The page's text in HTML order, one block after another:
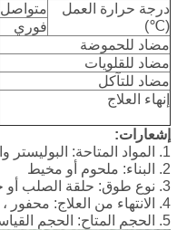
درجة حرارة العمل
(℃)
متواصل
فوري
مضاد للحموضة
مضاد للقلويات
مضاد للتآكل
إنهاء العلاج
إشعارات:
1. المواد المتاحة: البوليستر والبولي بروبيلين
2. البناء: ملحوم أو مخيط
3. نوع طوق: حلقة الصلب أو حلقة بلاستيكية
4. الانتهاء من العلاج: محفور ، تقويم ، مجموعة الحرارة
5. الحجم المتاح: الحجم القياسي والمخصص.